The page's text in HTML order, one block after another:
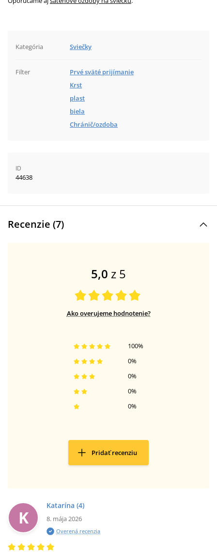
Kategória Sviečky
Filter
Prvé sväté prijímanie
Krst
plast
biela
Chránič/ozdoba
ID
44638
Recenzie (7)
5,0 z 5
Ako overujeme hodnotenie?
0%
0%
0%
0%
100%
Pridať recenziu
K
Katarína (4)
8. mája 2026
Overená recenzia